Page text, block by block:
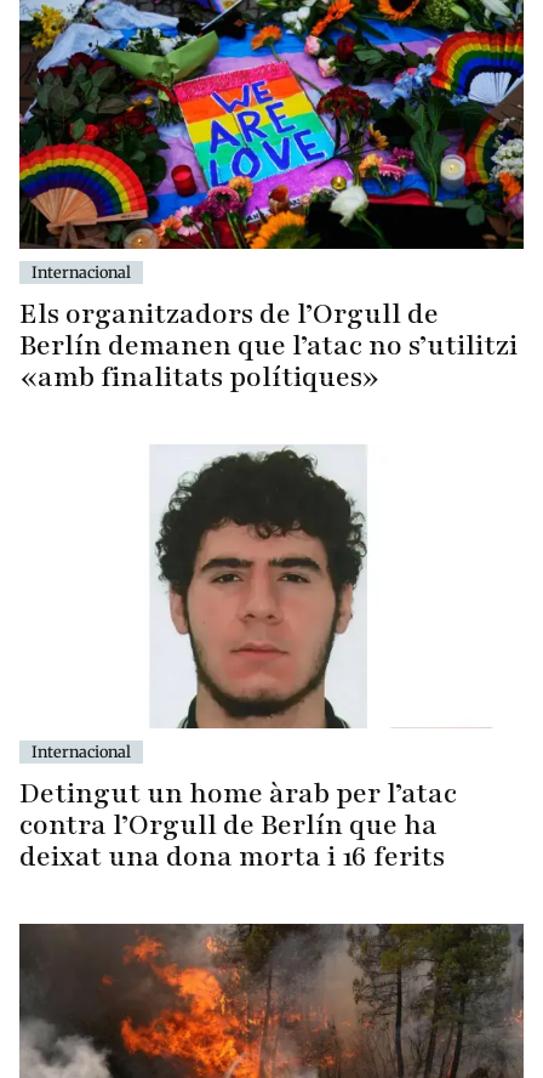
Internacional
Els organitzadors de l’Orgull de
Berlín demanen que l’atac no s’utilitzi
«amb finalitats polítiques»
Internacional
Detingut un home àrab per l’atac
contra l’Orgull de Berlín que ha
deixat una dona morta i 16 ferits